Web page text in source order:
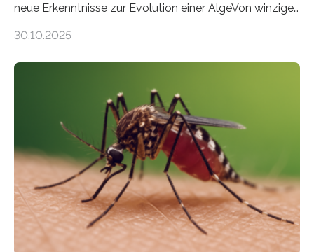
neue Erkenntnisse zur Evolution einer AlgeVon winzigen
Landpflanzen zählen zu den komplexesten
Grünalgen, die vor Hunderten von Millionen Jahren
lebten. Unter den Vorfahren sticht eine Gruppe heraus,
die noch heute in der Natur vorkommt: die
Süßwasseralge Coleochaetophyceae. Einige Arten
dieser Gruppe bilden aus Zellfäden dichte Geflechte
mit scheibenförmiger Gestalt. Was auffällig ist: Die
nächsten…
30.10.2025